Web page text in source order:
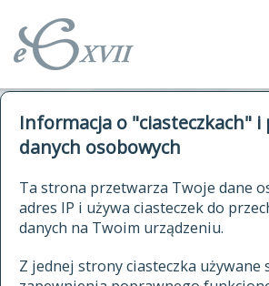
Informacja o "ciasteczkach"
danych osobowych
Ta strona przetwarza Twoje dane
adres IP i używa ciasteczek do
danych na Twoim urządzeniu.
Z jednej strony ciasteczka używane
autorzy Słownika
historia
publikacje
źródła
autorzy tekstów źródłowych
kwerendy
jak cytować Słownik
ELEKTRONICZNY
JĘZYKA
XVII I XVIII